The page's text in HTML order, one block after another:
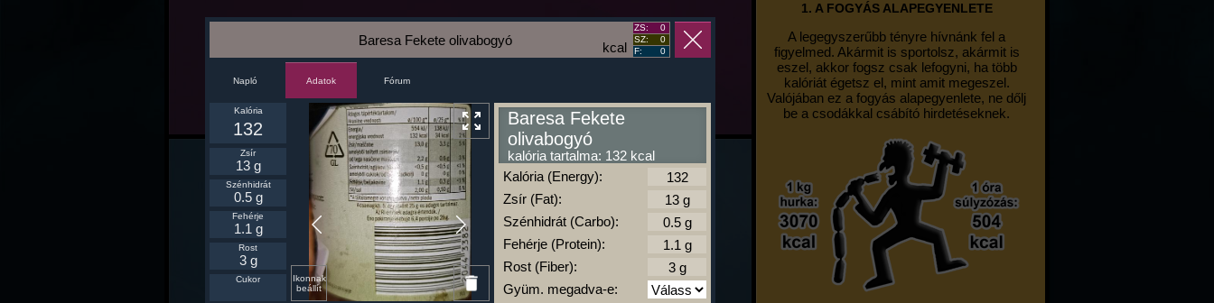
1. A FOGYÁS ALAPEGYENLETE
A legegyszerűbb tényre hívnánk fel a
figyelmed. Akármit is sportolsz, akármit is
eszel, akkor fogsz csak lefogyni, ha több
kalóriát égetsz el, mint amit megeszel.
Valójában ez a fogyás alapegyenlete, ne dőlj
be a csodákkal csábító hirdetéseknek.
kcal
Baresa Fekete olivabogyó
ZS:
0
SZ:
0
F:
0
Napló Adatok Fórum
Ikonnak
beállít
Kalória
132
Zsír
13 g
Szénhidrát
0.5 g
Fehérje
1.1 g
Rost
3 g
Cukor
Baresa Fekete
olivabogyó
kalória tartalma: 132 kcal
Kalória (Energy):
Zsír (Fat):
Szénhidrát (Carbo):
Fehérje (Protein):
Rost (Fiber):
Gyüm. megadva-e: